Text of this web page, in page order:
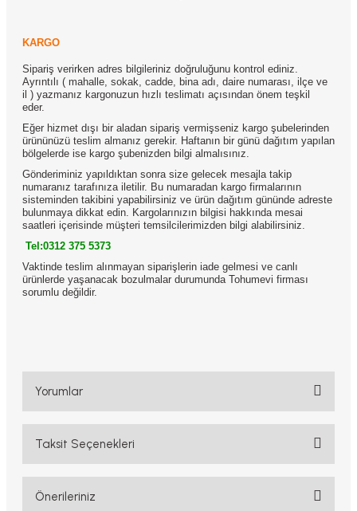
KARGO
Sipariş verirken adres bilgileriniz doğruluğunu kontrol ediniz.
Ayrıntılı ( mahalle, sokak, cadde, bina adı, daire numarası, ilçe ve
il ) yazmanız kargonuzun hızlı teslimatı açısından önem teşkil
eder.
Eğer hizmet dışı bir aladan sipariş vermişseniz kargo şubelerinden
ürününüzü teslim almanız gerekir. Haftanın bir günü dağıtım yapılan
bölgelerde ise kargo şubenizden bilgi almalısınız.
Gönderiminiz yapıldıktan sonra size gelecek mesajla takip
numaranız tarafınıza iletilir. Bu numaradan kargo firmalarının
sisteminden takibini yapabilirsiniz ve ürün dağıtım gününde adreste
bulunmaya dikkat edin. Kargolarınızın bilgisi hakkında mesai
saatleri içerisinde müşteri temsilcilerimizden bilgi alabilirsiniz.
Tel:0312 375 5373
Vaktinde teslim alınmayan siparişlerin iade gelmesi ve canlı
ürünlerde yaşanacak bozulmalar durumunda Tohumevi firması
sorumlu değildir.
Yorumlar
Bu ürüne ilk yorumu siz yapın!
Taksit Seçenekleri
Önerileriniz